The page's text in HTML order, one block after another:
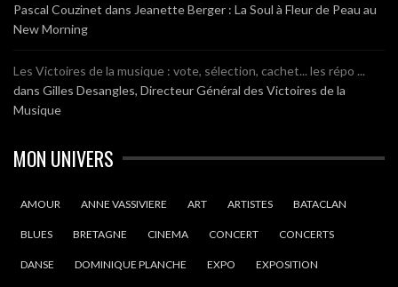
Pascal Couzinet dans Jeanette Berger : La Soul à Fleur de Peau au
New Morning
Les Victoires de la musique : vote, sélection, cachet... les répo ...
dans Gilles Desangles, Directeur Général des Victoires de la
Musique
MON UNIVERS
AMOUR ANNE VASSIVIERE ART ARTISTES BATACLAN
BLUES BRETAGNE CINEMA CONCERT CONCERTS
DANSE DOMINIQUE PLANCHE EXPO EXPOSITION